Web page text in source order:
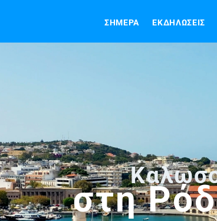
ΣΉΜΕΡΑ ΕΚΔΗΛΏΣΕΙΣ
στη